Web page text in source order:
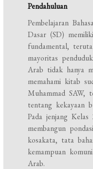
Pendahuluan
Pembelajaran
Dasar (SD)
fundamental,
mayoritas
Arab tidak hanya
memahami kitab
Muhammad SAW,
tentang kekayaan
Pada jenjang
membangun
kosakata, tata
kemampuan
Arab.